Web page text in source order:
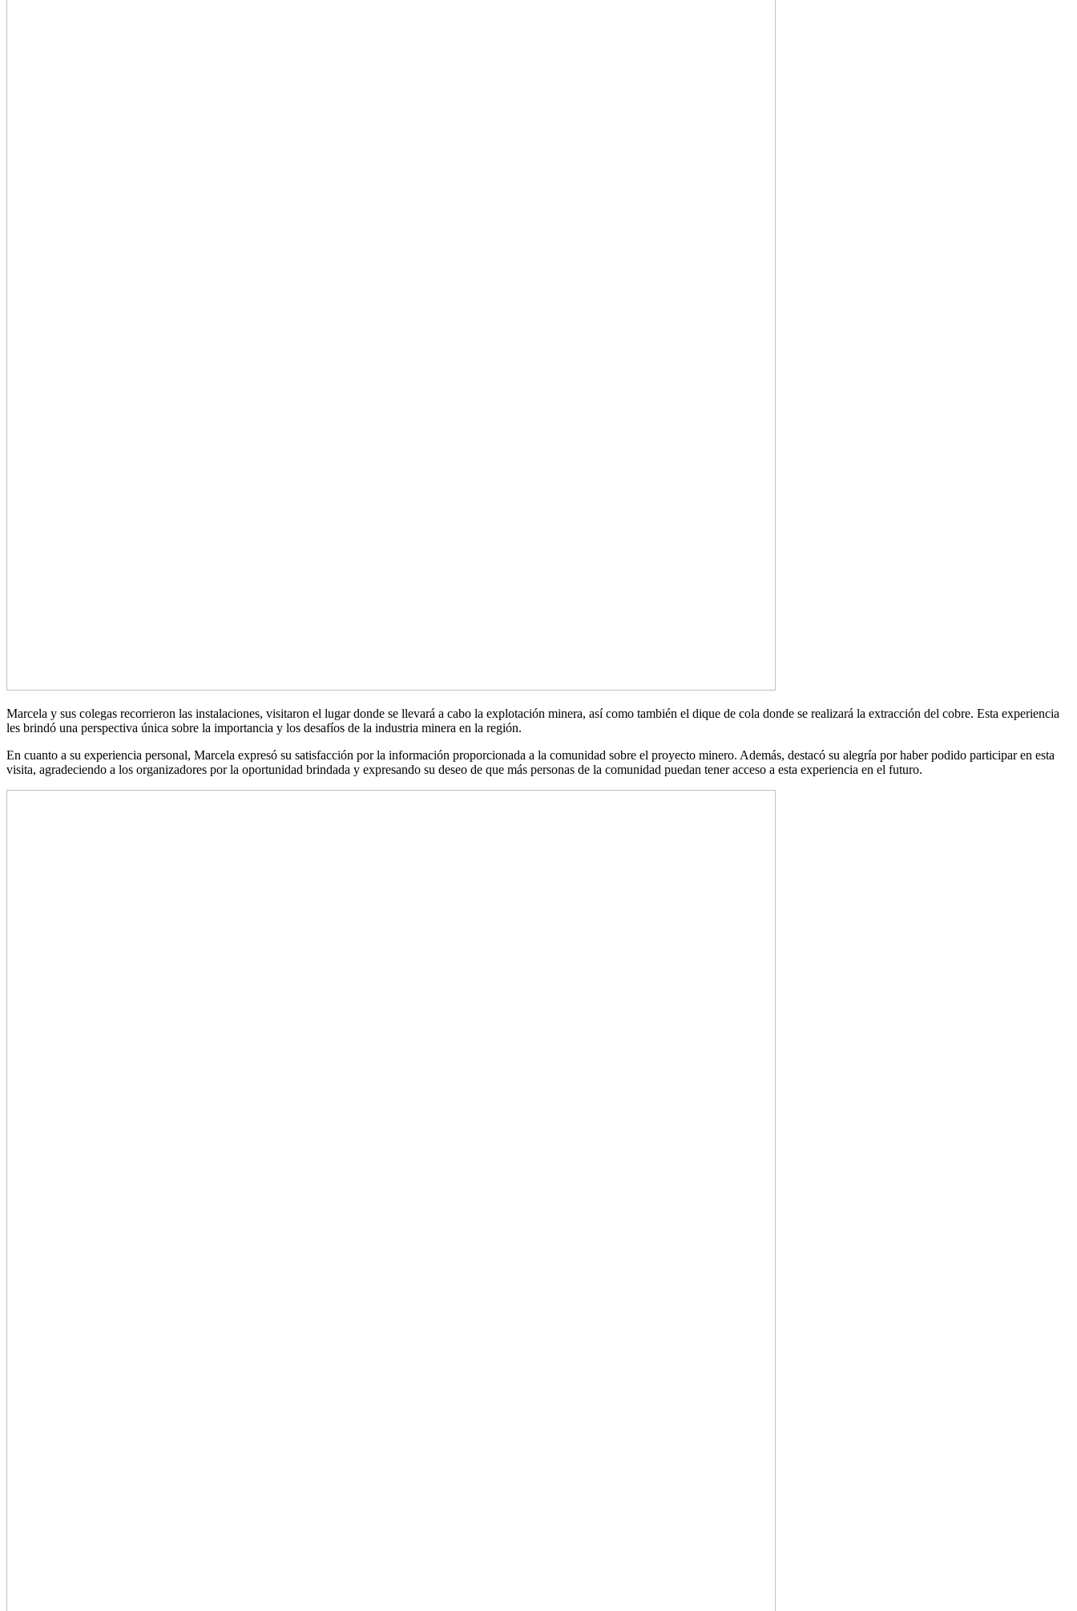
Marcela y sus colegas recorrieron las instalaciones, visitaron el lugar donde se llevará a cabo la explotación minera, así como también el dique de cola donde se realizará la extracción del cobre. Esta experiencia
les brindó una perspectiva única sobre la importancia y los desafíos de la industria minera en la región.
En cuanto a su experiencia personal, Marcela expresó su satisfacción por la información proporcionada a la comunidad sobre el proyecto minero. Además, destacó su alegría por haber podido participar en esta
visita, agradeciendo a los organizadores por la oportunidad brindada y expresando su deseo de que más personas de la comunidad puedan tener acceso a esta experiencia en el futuro.